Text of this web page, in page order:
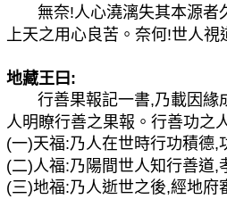
無奈!人心澆漓失其本源者久
上天之用心良苦。奈何!世人
地藏王曰:
行善果報記一書,乃載因緣成
人明瞭行善之果報。行善功之
(一)天福:乃人在世時行功積德,
(二)人福:乃陽間世人知行善道
(三)地福:乃人逝世之後,經地府